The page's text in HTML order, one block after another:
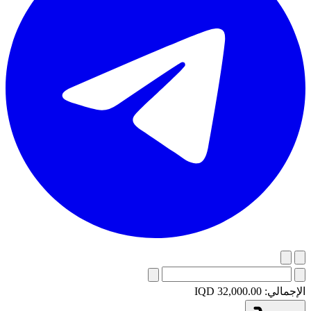
الإجمالي: IQD 32,000.00